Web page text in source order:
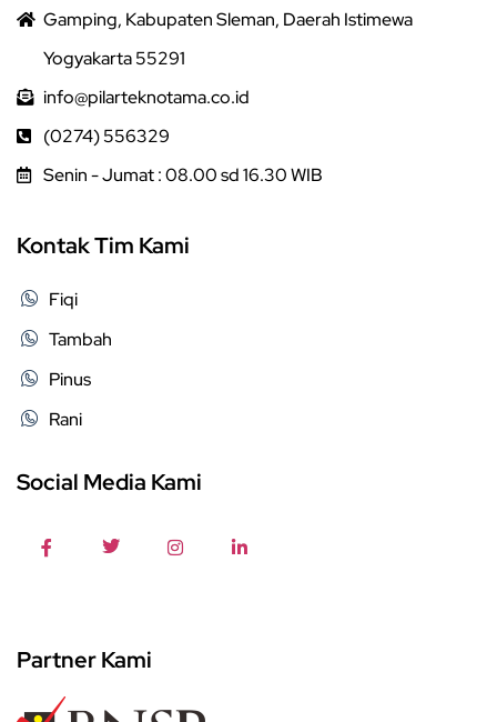
Gamping, Kabupaten Sleman, Daerah Istimewa
Yogyakarta 55291
info@pilarteknotama.co.id
(0274) 556329
Senin - Jumat : 08.00 sd 16.30 WIB
Kontak Tim Kami
Fiqi
Tambah
Pinus
Rani
Social Media Kami
Partner Kami